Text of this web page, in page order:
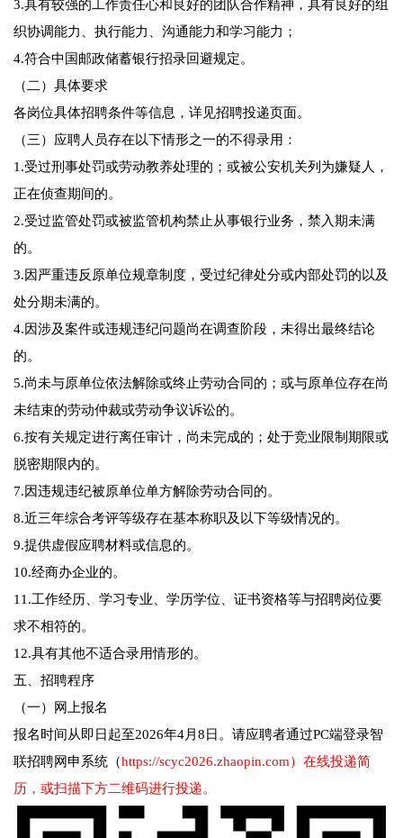
3.具有较强的工作责任心和良好的团队合作精神，具有良好的组
织协调能力、执行能力、沟通能力和学习能力；
4.符合中国邮政储蓄银行招录回避规定。
（二）具体要求
各岗位具体招聘条件等信息，详见招聘投递页面。
（三）应聘人员存在以下情形之一的不得录用：
1.受过刑事处罚或劳动教养处理的；或被公安机关列为嫌疑人，
正在侦查期间的。
2.受过监管处罚或被监管机构禁止从事银行业务，禁入期未满
的。
3.因严重违反原单位规章制度，受过纪律处分或内部处罚的以及
处分期未满的。
4.因涉及案件或违规违纪问题尚在调查阶段，未得出最终结论
的。
5.尚未与原单位依法解除或终止劳动合同的；或与原单位存在尚
未结束的劳动仲裁或劳动争议诉讼的。
6.按有关规定进行离任审计，尚未完成的；处于竞业限制期限或
脱密期限内的。
7.因违规违纪被原单位单方解除劳动合同的。
8.近三年综合考评等级存在基本称职及以下等级情况的。
9.提供虚假应聘材料或信息的。
10.经商办企业的。
11.工作经历、学习专业、学历学位、证书资格等与招聘岗位要
求不相符的。
12.具有其他不适合录用情形的。
五、招聘程序
（一）网上报名
报名时间从即日起至2026年4月8日。请应聘者通过PC端登录智
联招聘网申系统（https://scyc2026.zhaopin.com）在线投递简
历，或扫描下方二维码进行投递。